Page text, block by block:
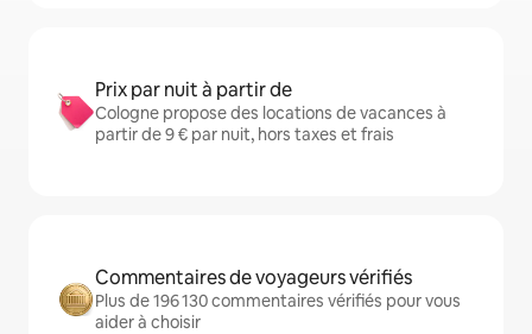
Prix par nuit à partir de
Cologne propose des locations de vacances à
partir de 9 € par nuit, hors taxes et frais
Commentaires de voyageurs vérifiés
Plus de 196 130 commentaires vérifiés pour vous
aider à choisir